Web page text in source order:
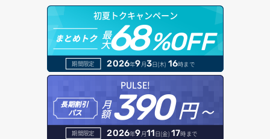
トークン発行
パーミッション一覧取得
ロールからパーミッションを紐づけ解除
ロールにパーミッションを紐づけ
ボリュームイメージ保存
ボリュームタイプ一覧取得
ボリュームタイプ詳細取得
ボリューム一覧取得
アタッチ済みボリューム一覧
アタッチ済みボリューム詳細取得
コンソールURL発行
サーバーに紐づくアドレス取得
サーバーに紐づくアドレス取得（ネットワーク指定）
セキュリティグループ ルール一覧取得
セキュリティグループ ルール作成
セキュリティグループ ルール削除
セキュリティグループ ルール詳細取得
セキュリティグループ一覧取得
ヘルスモニタ一覧取得
ヘルスモニタ作成
ヘルスモニタ削除
ヘルスモニタ更新
ヘルスモニタ詳細取得
オブジェクトダウンロード
オブジェクトバージョン管理
オブジェクト一覧取得
オブジェクト削除
オブジェクト削除予約
ドメイン情報登録
ドメイン詳細取得
レコード一覧取得
レコード作成
初夏トクキャンペーン
まとめトク 最
大68%OFF
期間限定 2026年9月3日(木) 16時まで
PULSE!
長期割引
パス
月
額390円～
期間限定 2026年9月11日(金) 17時まで